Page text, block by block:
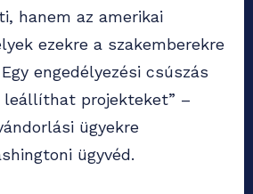
hanem az amerikai
ezekre a szakemberekre
engedélyezési csúszás
leállíthat projekteket” –
ügyekre
ügyvéd.